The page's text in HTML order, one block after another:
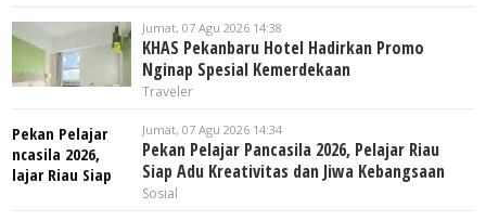
Jumat, 07 Agu 2026 14:38
KHAS Pekanbaru Hotel Hadirkan Promo
Nginap Spesial Kemerdekaan
Traveler
Jumat, 07 Agu 2026 14:34
Pekan Pelajar Pancasila 2026, Pelajar Riau
Siap Adu Kreativitas dan Jiwa Kebangsaan
Sosial